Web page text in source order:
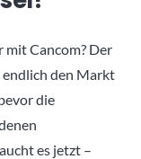
mit Cancom? Der
den Markt
die
es jetzt –